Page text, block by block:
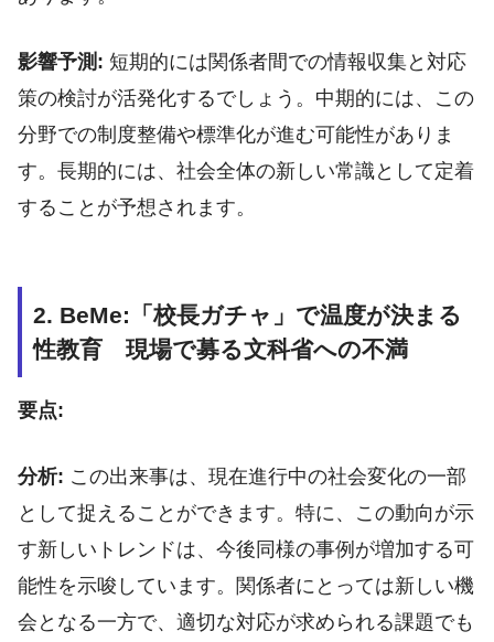
影響予測: 短期的には関係者間での情報収集と対応
策の検討が活発化するでしょう。中期的には、この
分野での制度整備や標準化が進む可能性がありま
す。長期的には、社会全体の新しい常識として定着
することが予想されます。
2. BeMe:「校長ガチャ」で温度が決まる
性教育 現場で募る文科省への不満
要点:
分析: この出来事は、現在進行中の社会変化の一部
として捉えることができます。特に、この動向が示
す新しいトレンドは、今後同様の事例が増加する可
能性を示唆しています。関係者にとっては新しい機
会となる一方で、適切な対応が求められる課題でも